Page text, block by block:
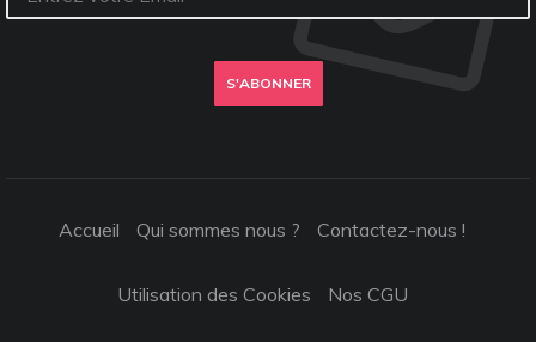
S'ABONNER
Accueil Qui sommes nous ? Contactez-nous !
Utilisation des Cookies Nos CGU